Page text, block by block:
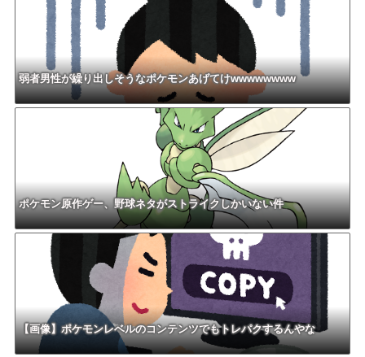
弱者男性が繰り出しそうなポケモンあげてけwwwwwwww
ポケモン原作ゲー、野球ネタがストライクしかいない件
【画像】ポケモンレベルのコンテンツでもトレパクするんやな